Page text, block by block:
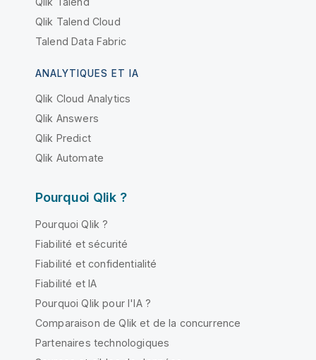
Qlik Talend Cloud
Talend Data Fabric
ANALYTIQUES ET IA
Qlik Cloud Analytics
Qlik Answers
Qlik Predict
Qlik Automate
Pourquoi Qlik ?
Pourquoi Qlik ?
Fiabilité et sécurité
Fiabilité et confidentialité
Fiabilité et IA
Pourquoi Qlik pour l'IA ?
Comparaison de Qlik et de la concurrence
Partenaires technologiques